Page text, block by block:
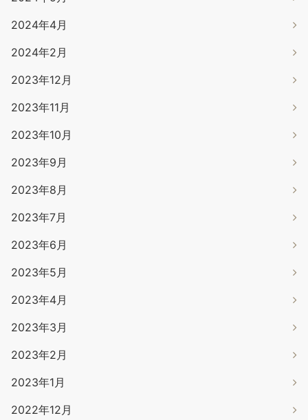
2024年4月
2024年2月
2023年12月
2023年11月
2023年10月
2023年9月
2023年8月
2023年7月
2023年6月
2023年5月
2023年4月
2023年3月
2023年2月
2023年1月
2022年12月